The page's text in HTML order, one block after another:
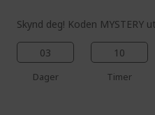
Skynd deg! Koden MYSTERY
03
Dager
10
Timer